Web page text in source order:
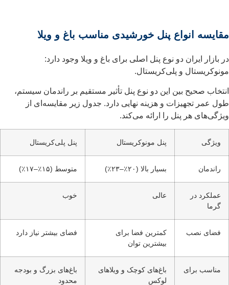
مقایسه انواع پنل خورشیدی مناسب باغ و ویلا
در بازار ایران دو نوع پنل اصلی برای باغ و ویلا وجود دارد:
مونوکریستال و پلی‌کریستال.
انتخاب صحیح بین این دو نوع پنل تأثیر مستقیم بر راندمان سیستم،
طول عمر تجهیزات و هزینه نهایی دارد. جدول زیر مقایسه‌ای از
ویژگی‌های هر پنل را ارائه می‌کند.
ویژگی پنل مونوکریستال پنل پلی‌کریستال
راندمان بسیار بالا (۲۰٪–۲۳٪) متوسط (۱۵٪–۱۷٪)
عملکرد در
گرما
عالی خوب
فضای نصب
کمترین فضا برای
بیشترین توان
فضای بیشتر نیاز دارد
مناسب برای
باغ‌های کوچک و ویلاهای
لوکس
باغ‌های بزرگ و بودجه
محدود